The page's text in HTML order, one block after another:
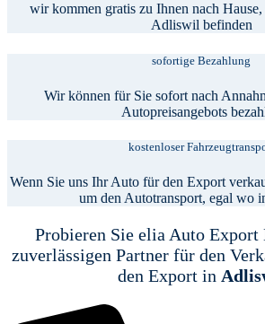
wir kommen gratis zu Ihnen nach
Adliswil befinden
sofortige Bezahlung
Wir können für Sie sofort nach
Autopreisangebots
kostenloser
Wenn Sie uns Ihr Auto für den Export
um den Autotransport, egal wo
Probieren Sie elia Auto Export
zuverlässigen Partner für den
den Export in